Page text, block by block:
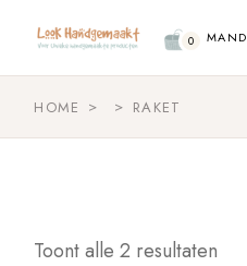
content
0 MAND
HOME RAKET
Toont alle 2 resultaten